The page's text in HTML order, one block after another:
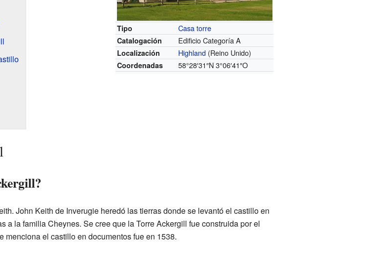
Tipo Casa torre
Catalogación Edificio Categoría A
Localización Highland (Reino Unido)
Coordenadas 58°28′31″N 3°06′41″O
John Keith de Inverugie heredó las tierras donde se levantó el castillo en
a la familia Cheynes. Se cree que la Torre Ackergill fue construida por el
el castillo en documentos fue en 1538.